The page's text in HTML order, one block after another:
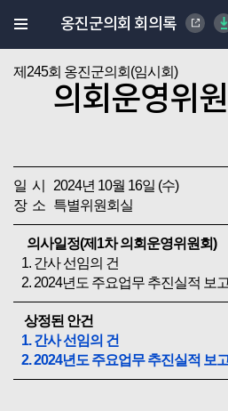
옹진군의회 회의록
제245회 옹진군의회(임시회)
의회운영위
일 시 2024년 10월 16일 (수)
장 소 특별위원회실
의사일정(제1차 의회운영위원회)
1. 간사 선임의 건
2. 2024년도 주요업무 추진실적 보
상정된 안건
1. 간사 선임의 건
2. 2024년도 주요업무 추진실적 보